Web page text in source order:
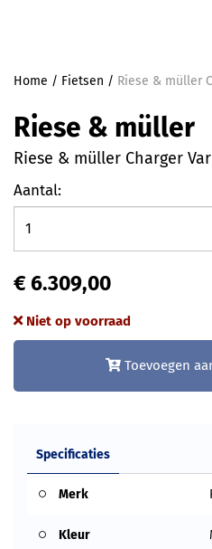
Home / Fietsen / Riese & müller
Riese & müller
Riese & müller Charger
Aantal:
€ 6.309,00
Niet op voorraad
Toevoegen
Specificaties
Merk
Kleur